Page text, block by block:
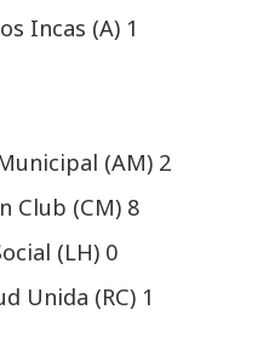
Incas (A) 1
(AM) 2
Club (CM) 8
(LH) 0
Unida (RC) 1